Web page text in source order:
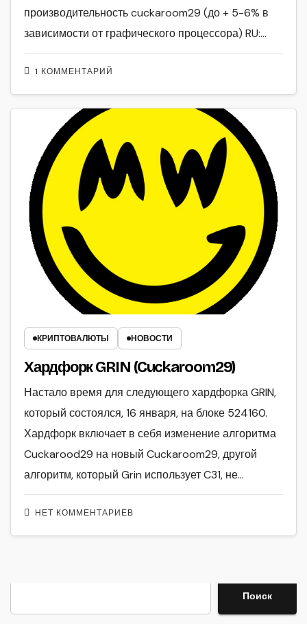
1 КОММЕНТАРИЙ
производительность cuckaroom29 (до + 5-6% в
зависимости от графического процессора) RU:…
КРИПТОВАЛЮТЫ НОВОСТИ
Хардфорк GRIN (Cuckaroom29)
НЕТ КОММЕНТАРИЕВ
Настало время для следующего хардфорка GRIN,
который состоялся, 16 января, на блоке 524160.
Хардфорк включает в себя изменение алгоритма
Cuckarood29 на новый Cuckaroom29, другой
алгоритм, который Grin использует C31, не…
Поиск